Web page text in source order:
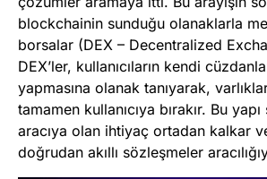
blockchainin sunduğu olanaklarla
borsalar (DEX – Decentralized
DEX’ler, kullanıcıların kendi
yapmasına olanak tanıyarak,
tamamen kullanıcıya bırakır. Bu
aracıya olan ihtiyaç ortadan kalkar
doğrudan akıllı sözleşmeler